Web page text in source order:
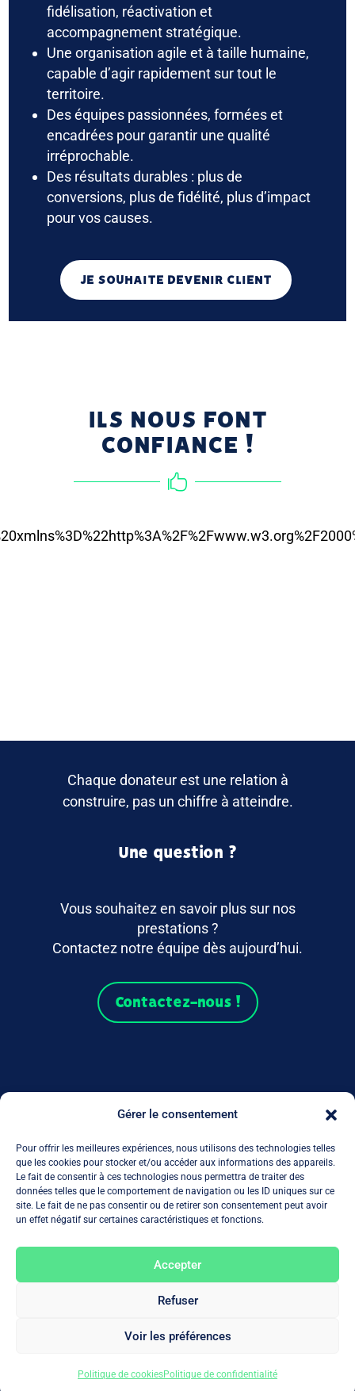
Gérer le consentement
Pour offrir les meilleures expériences, nous utilisons des technologies telles
que les cookies pour stocker et/ou accéder aux informations des appareils.
Le fait de consentir à ces technologies nous permettra de traiter des
données telles que le comportement de navigation ou les ID uniques sur ce
site. Le fait de ne pas consentir ou de retirer son consentement peut avoir
un effet négatif sur certaines caractéristiques et fonctions.
Accepter
Refuser
Voir les préférences
Politique de cookiesPolitique de confidentialité
fidélisation, réactivation et
accompagnement stratégique.
Une organisation agile et à taille humaine,
capable d’agir rapidement sur tout le
territoire.
Des équipes passionnées, formées et
encadrées pour garantir une qualité
irréprochable.
Des résultats durables : plus de
conversions, plus de fidélité, plus d’impact
pour vos causes.
JE SOUHAITE DEVENIR CLIENT
ILS NOUS FONT
CONFIANCE !

Chaque donateur est une relation à
construire, pas un chiffre à atteindre.
Une question ?
Vous souhaitez en savoir plus sur nos
prestations ?
Contactez notre équipe dès aujourd’hui.
Contactez-nous !
NOS PARTENAIRES
NOS ACTUS
MON COMPTE
REJOIGNEZ-NOUS
Politique de confidentialité